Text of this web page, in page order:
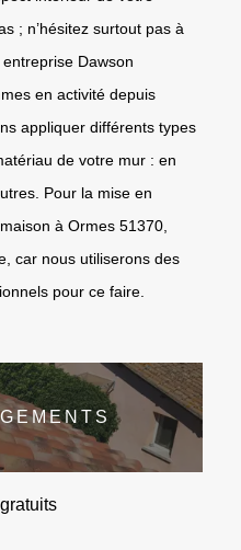
; n’hésitez surtout pas à
Dawson
en activité depuis
appliquer différents types
de votre mur : en
Pour la mise en
à Ormes 51370,
car nous utiliserons des
pour ce faire.